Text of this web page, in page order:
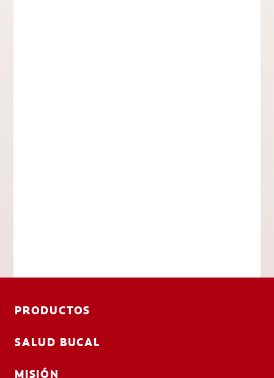
PRODUCTOS
SALUD BUCAL
MISIÓN